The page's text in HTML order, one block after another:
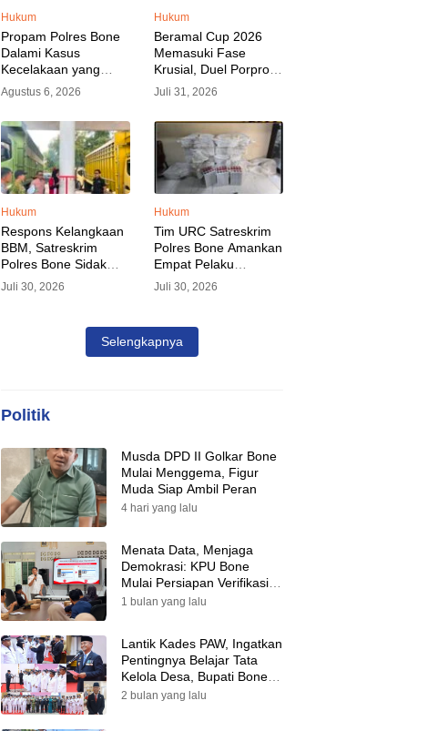
Hukum
Propam Polres Bone
Dalami Kasus
Kecelakaan yang
Libatkan Oknum
Polisi, Pelaku Sudah
Diamankan
Agustus 6, 2026
Hukum
Beramal Cup 2026
Memasuki Fase
Krusial, Duel Porprov
Bone vs Trikora Wajo
Jadi Sorotan Malam
Ini
Juli 31, 2026
Hukum
Respons Kelangkaan
BBM, Satreskrim
Polres Bone Sidak
SPBU dan Pangkalan
LPG, AKP Alvin Aji
SPBU Agar Distribusi
BBM Tepat Sasaran
Juli 30, 2026
Hukum
Tim URC Satreskrim
Polres Bone Amankan
Empat Pelaku
Pencurian Aset PLN,
Kerugian Ditaksir
Juli 30, 2026
Selengkapnya
Politik
Musda DPD II Golkar Bone
Mulai Menggema, Figur
Muda Siap Ambil Peran
4 hari yang lalu
Menata Data, Menjaga
Demokrasi: KPU Bone
Mulai Persiapan Verifikasi
Partai Politik Menuju Pemilu
1 bulan yang lalu
Lantik Kades PAW, Ingatkan
Pentingnya Belajar Tata
Kelola Desa, Bupati Bone:
Tak Ada Lagi Kubu,
2 bulan yang lalu